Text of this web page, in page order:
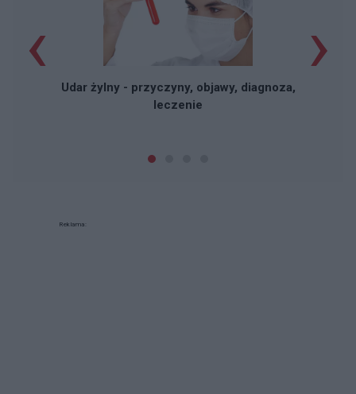
Udar żylny - przyczyny, objawy, diagnoza,
leczenie
‹ ›
Reklama: